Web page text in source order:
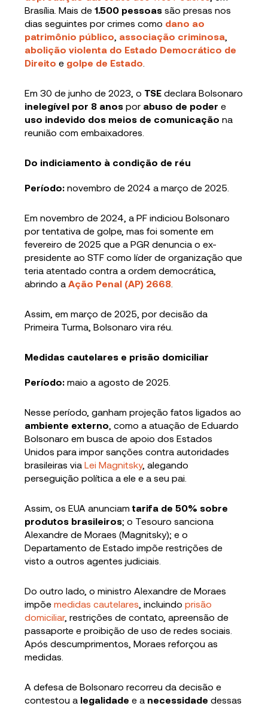
Brasília. Mais de1.500 pessoas são presas nos
dias seguintes por crimes como dano ao
patrimônio público associação criminosa
abolição violenta do Estado Democrático de
Direito e golpe de Estado
Em 30 de junho de 2023, o TSE declara Bolsonaro
inelegível por 8 anos por abuso de poder e
uso indevido dos meios de comunicação na
reunião com embaixadores.
Do indiciamento à condição de réu
Período:novembro de 2024 a março de 2025.
Em novembro de 2024, a PF indiciou Bolsonaro
por tentativa de golpe, mas foi somente em
fevereiro de 2025 que a PGR denuncia o ex-
presidente ao STF como líder de organização que
teria atentado contra a ordem democrática,
abrindo a Ação Penal (AP) 2668
Assim, em março de 2025, por decisão da
Primeira Turma, Bolsonaro vira réu.
Medidas cautelares e prisão domiciliar
Período:maio a agosto de 2025.
Nesse período, ganham projeção fatos ligados ao
ambiente externo , como a atuação de Eduardo
Bolsonaro em busca de apoio dos Estados
Unidos para impor sanções contra autoridades
brasileiras viaLei Magnitsky, alegando
perseguição política a ele e a seu pai.
Assim, os EUA anunciamtarifa de 50% sobre
produtos brasileiros; o Tesouro sanciona
Alexandre de Moraes (Magnitsky); e o
Departamento de Estado impõe restrições de
visto a outros agentes judiciais.
Do outro lado, o ministro Alexandre de Moraes
impõemedidas cautelares , incluindoprisão
domiciliar, restrições de contato, apreensão de
passaporte e proibição de uso de redes sociais.
Após descumprimentos, Moraes reforçou as
medidas.
A defesa de Bolsonaro recorreu da decisão e
contestou a legalidadee a necessidadedessas